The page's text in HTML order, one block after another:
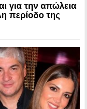
για την απώλεια
περίοδο της